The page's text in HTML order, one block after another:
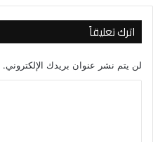
اترك تعليقاً
لن يتم نشر عنوان بريدك الإلكتروني.